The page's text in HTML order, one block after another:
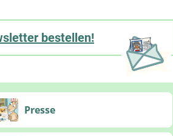
bestellen!
Presse